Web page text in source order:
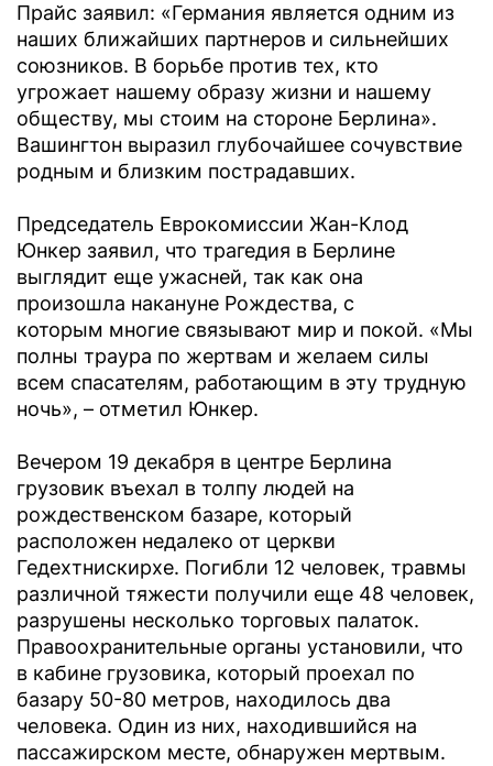
Прайс заявил: «Германия является одним из
наших ближайших партнеров и сильнейших
союзников. В борьбе против тех, кто
угрожает нашему образу жизни и нашему
обществу, мы стоим на стороне Берлина».
Вашингтон выразил глубочайшее сочувствие
родным и близким пострадавших.
Председатель Еврокомиссии Жан-Клод
Юнкер заявил, что трагедия в Берлине
выглядит еще ужасней, так как она
произошла накануне Рождества, с
которым многие связывают мир и покой. «Мы
полны траура по жертвам и желаем силы
всем спасателям, работающим в эту трудную
ночь», – отметил Юнкер.
Вечером 19 декабря в центре Берлина
грузовик въехал в толпу людей на
рождественском базаре, который
расположен недалеко от церкви
Гедехтнискирхе. Погибли 12 человек, травмы
различной тяжести получили еще 48 человек,
разрушены несколько торговых палаток.
Правоохранительные органы установили, что
в кабине грузовика, который проехал по
базару 50-80 метров, находилось два
человека. Один из них, находившийся на
пассажирском месте, обнаружен мертвым.